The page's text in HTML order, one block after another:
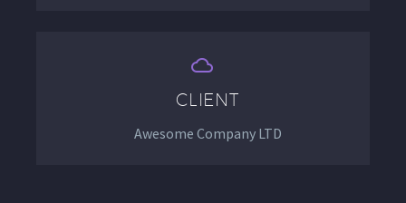


CLIENT
Awesome Company LTD